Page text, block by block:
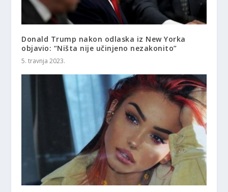
Donald Trump nakon odlaska iz New Yorka
objavio: “Ništa nije učinjeno nezakonito”
5. travnja 2023.